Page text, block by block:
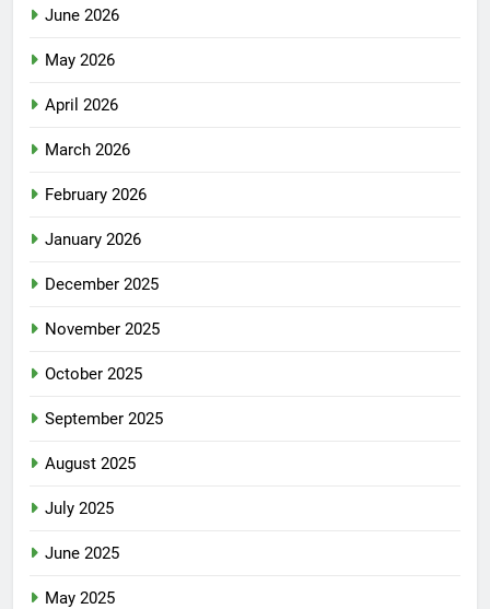
June 2026
May 2026
April 2026
March 2026
February 2026
January 2026
December 2025
November 2025
October 2025
September 2025
August 2025
July 2025
June 2025
May 2025